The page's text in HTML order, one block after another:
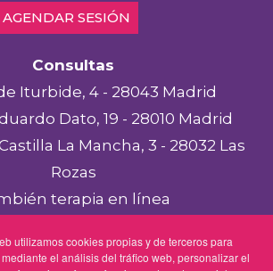
utilizamos cookies propias y de terceros para
el análisis del tráfico web, personalizar el
AGENDAR SESIÓN
Consultas
Iturbide, 4 - 28043 Madrid
Dato, 19 - 28010 Madrid
La Mancha, 3 - 28032 Las
Rozas
terapia en línea
Aviso legal
de privacidad